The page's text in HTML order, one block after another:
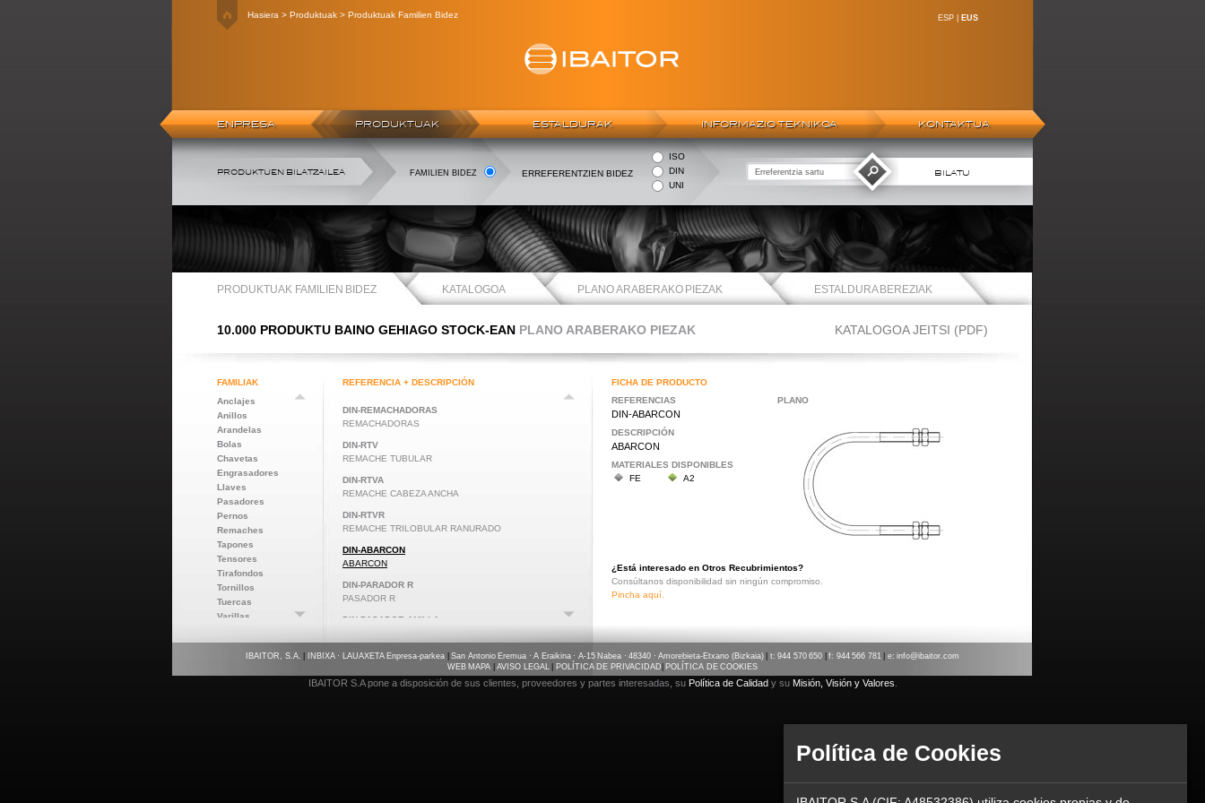
Hasiera > Produktuak > Produktuak Familien Bidez ESP EUS
ENPRESA PRODUKTUAK ESTALDURAK INFORMAZIO TEKNIKOA KONTAKTUA
PRODUKTUEN BILATZAILEA FAMILIEN BIDEZ ERREFERENTZIEN BIDEZ
ISO
DIN
UNI
BILATU
PRODUKTUAK FAMILIEN BIDEZ KATALOGOA PLANO ARABERAKO PIEZAK ESTALDURA BEREZIAK
10.000 PRODUKTU BAINO GEHIAGO STOCK-EAN PLANO ARABERAKO PIEZAK KATALOGOA JEITSI (PDF)
FAMILIAK
Anclajes
Anillos
Arandelas
Bolas
Chavetas
Engrasadores
Llaves
Pasadores
Pernos
Remaches
Tapones
Tensores
Tirafondos
Tornillos
Tuercas
Varillas
REFERENCIA + DESCRIPCIÓN
DIN-REMACHADORAS
REMACHADORAS
DIN-RTV
REMACHE TUBULAR
DIN-RTVA
REMACHE CABEZA ANCHA
DIN-RTVR
REMACHE TRILOBULAR RANURADO
DIN-ABARCON
ABARCON
DIN-PARADOR R
PASADOR R
DIN-PASADOR ANILLA
FICHA DE PRODUCTO
REFERENCIAS
DIN-ABARCON
DESCRIPCIÓN
ABARCON
MATERIALES DISPONIBLES
FE
A2
PLANO
¿Está interesado en Otros Recubrimientos?
Consúltanos disponibilidad sin ningún compromiso.
Pincha aquí.
IBAITOR S.A pone a disposición de sus clientes, proveedores y partes interesadas, su Política de Calidady su Misión, Visión y Valores
IBAITOR, S.A. INBIXA · LAUAXETA Enpresa-parkea San Antonio Eremua · A Eraikina · A-15 Nabea · 48340 · Amorebieta-Etxano (Bizkaia) t: 944 570 650 f: 944 566 781 e: info@ibaitor.com
WEB MAPA
AVISO LEGAL POLÍTICA DE PRIVACIDAD POLÍTICA DE COOKIES
Política de Cookies